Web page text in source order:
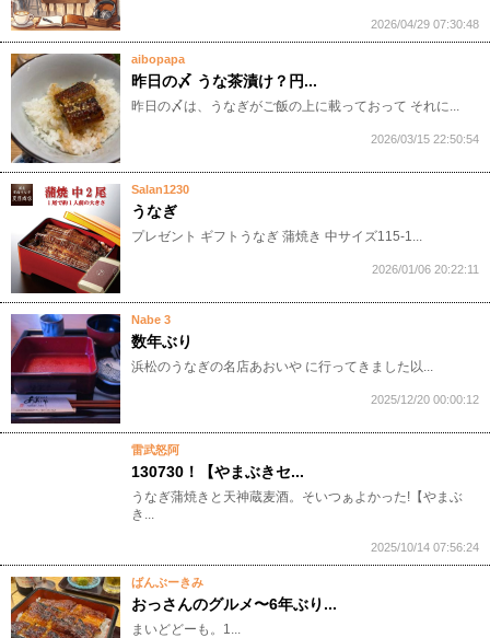
2026/04/29 07:30:48
aibopapa
昨日の〆 うな茶漬け？円...
昨日の〆は、うなぎがご飯の上に載っておって それに...
2026/03/15 22:50:54
Salan1230
うなぎ
プレゼント ギフトうなぎ 蒲焼き 中サイズ115-1...
2026/01/06 20:22:11
Nabe 3
数年ぶり
​​​​​浜松のうなぎの名店あおいや に行ってきました以...
2025/12/20 00:00:12
雷武怒阿
130730！【やまぶきセ...
​うなぎ蒲焼きと天神蔵麦酒。そいつぁよかった!【やまぶ
き...
2025/10/14 07:56:24
ばんぶーきみ
おっさんのグルメ〜6年ぶり...
​​​​​​​​​​​​​​​​​​​​まいどどーも。1...